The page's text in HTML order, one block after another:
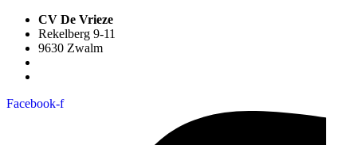
CV De Vrieze
Rekelberg 9-11
9630 Zwalm
Facebook-f